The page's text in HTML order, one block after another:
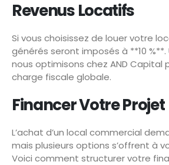
Revenus Locatifs
Si vous choisissez de louer votre
générés seront imposés à **10
nous optimisons chez AND Capital
charge fiscale globale.
Financer Votre Projet
L’achat d’un local commercial
mais plusieurs options s’offrent à
Voici comment structurer votre